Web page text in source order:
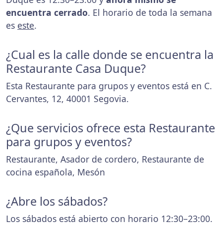
encuentra cerrado. El horario de toda la semana
es este.
¿Cual es la calle donde se encuentra la
Restaurante Casa Duque?
Esta Restaurante para grupos y eventos está en C.
Cervantes, 12, 40001 Segovia.
¿Que servicios ofrece esta Restaurante
para grupos y eventos?
Restaurante, Asador de cordero, Restaurante de
cocina española, Mesón
¿Abre los sábados?
Los sábados está abierto con horario 12:30–23:00.